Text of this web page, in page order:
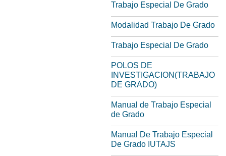
Trabajo Especial De Grado
Modalidad Trabajo De Grado
Trabajo Especial De Grado
POLOS DE
INVESTIGACION(TRABAJO
DE GRADO)
Manual de Trabajo Especial
de Grado
Manual De Trabajo Especial
De Grado IUTAJS